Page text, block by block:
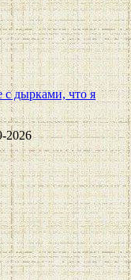
с дырками, что я
2026